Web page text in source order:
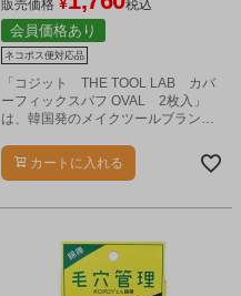
販売価格 ¥ 税込
会員価格あり
ネコポス便対応品
「コジット THE TOOL LAB カバ
ーフィックスパフ OVAL 2枚入」
は、韓国発のメイクツールブランド
です。
カートに入れる